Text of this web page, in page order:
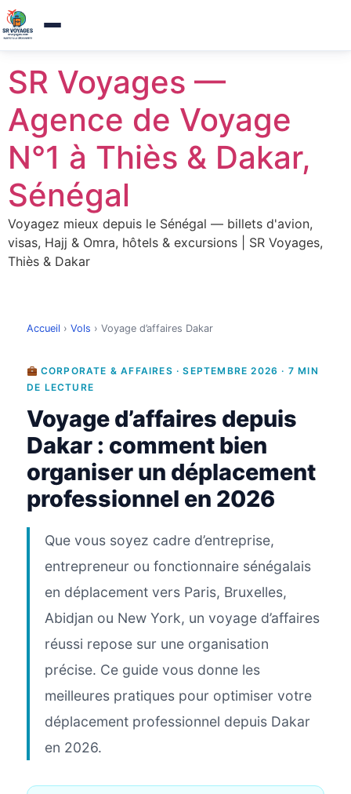
au
contenu
SR Voyages —
Agence de Voyage
N°1 à Thiès & Dakar,
Sénégal
Voyagez mieux depuis le Sénégal — billets d'avion,
visas, Hajj & Omra, hôtels & excursions | SR Voyages,
Thiès & Dakar
Accueil › Vols › Voyage d’affaires Dakar
CORPORATE & AFFAIRES · SEPTEMBRE 2026 · 7 MIN
DE LECTURE
Voyage d’affaires depuis
Dakar : comment bien
organiser un déplacement
professionnel en 2026
Que vous soyez cadre d’entreprise,
entrepreneur ou fonctionnaire sénégalais
en déplacement vers Paris, Bruxelles,
Abidjan ou New York, un voyage d’affaires
réussi repose sur une organisation
précise. Ce guide vous donne les
meilleures pratiques pour optimiser votre
déplacement professionnel depuis Dakar
en 2026.